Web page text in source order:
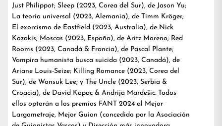
Just Philippot; Sleep (2023, Corea del Sur), de Jason Yu;
La teoría universal (2023, Alemania), de Timm Kröger;
El exorcismo de Eastfield (2023, Australia), de Nick
Kozakis; Moscas (2023, España), de Aritz Moreno; Red
Rooms (2023, Canadá & Francia), de Pascal Plante;
Vampira humanista busca suicida (2023, Canadá), de
Ariane Louis-Seize; Killing Romance (2023, Corea del
Sur), de Wonsuk Lee; y The Uncle (2023, Serbia &
Croacia), de David Kapac & Andrija Mardešic. Todos
ellos optarán a los premios FANT 2024 al Mejor
Largometraje, Mejor Guion (concedido por la Asociación